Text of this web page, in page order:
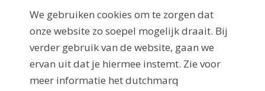
E-mail:
info@dutchmarq.nl
We houden van een geintje. Maar nemen je
privacy erg serieus: lees hier onze
privacyverklaring
We gebruiken cookies om te zorgen dat
onze website zo soepel mogelijk draait. Bij
verder gebruik van de website, gaan we
ervan uit dat je hiermee instemt. Zie voor
meer informatie het dutchmarq